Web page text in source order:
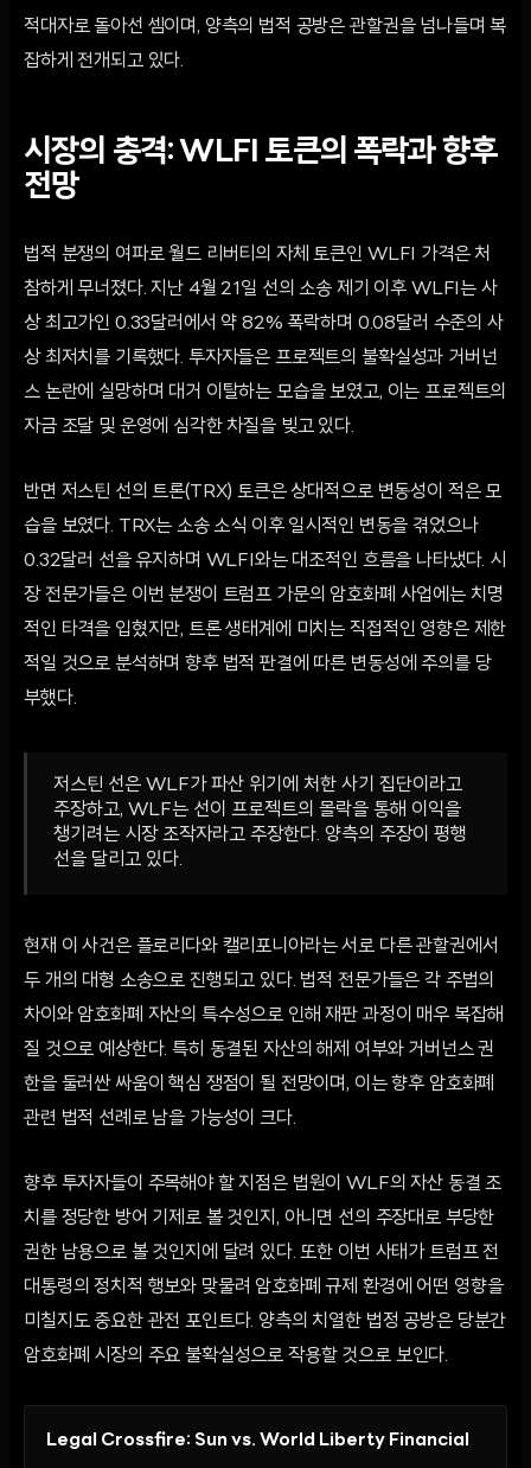
적대자로 돌아선 셈이며, 양측의 법적 공방은 관할권을 넘나들며 복
잡하게 전개되고 있다.
시장의 충격: WLFI 토큰의 폭락과 향후
전망
법적 분쟁의 여파로 월드 리버티의 자체 토큰인 WLFI 가격은 처
참하게 무너졌다. 지난 4월 21일 선의 소송 제기 이후 WLFI는 사
상 최고가인 0.33달러에서 약 82% 폭락하며 0.08달러 수준의 사
상 최저치를 기록했다. 투자자들은 프로젝트의 불확실성과 거버넌
스 논란에 실망하며 대거 이탈하는 모습을 보였고, 이는 프로젝트의
자금 조달 및 운영에 심각한 차질을 빚고 있다.
반면 저스틴 선의 트론(TRX) 토큰은 상대적으로 변동성이 적은 모
습을 보였다. TRX는 소송 소식 이후 일시적인 변동을 겪었으나
0.32달러 선을 유지하며 WLFI와는 대조적인 흐름을 나타냈다. 시
장 전문가들은 이번 분쟁이 트럼프 가문의 암호화폐 사업에는 치명
적인 타격을 입혔지만, 트론 생태계에 미치는 직접적인 영향은 제한
적일 것으로 분석하며 향후 법적 판결에 따른 변동성에 주의를 당
부했다.
저스틴 선은 WLF가 파산 위기에 처한 사기 집단이라고
주장하고, WLF는 선이 프로젝트의 몰락을 통해 이익을
챙기려는 시장 조작자라고 주장한다. 양측의 주장이 평행
선을 달리고 있다.
현재 이 사건은 플로리다와 캘리포니아라는 서로 다른 관할권에서
두 개의 대형 소송으로 진행되고 있다. 법적 전문가들은 각 주법의
차이와 암호화폐 자산의 특수성으로 인해 재판 과정이 매우 복잡해
질 것으로 예상한다. 특히 동결된 자산의 해제 여부와 거버넌스 권
한을 둘러싼 싸움이 핵심 쟁점이 될 전망이며, 이는 향후 암호화폐
관련 법적 선례로 남을 가능성이 크다.
향후 투자자들이 주목해야 할 지점은 법원이 WLF의 자산 동결 조
치를 정당한 방어 기제로 볼 것인지, 아니면 선의 주장대로 부당한
권한 남용으로 볼 것인지에 달려 있다. 또한 이번 사태가 트럼프 전
대통령의 정치적 행보와 맞물려 암호화폐 규제 환경에 어떤 영향을
미칠지도 중요한 관전 포인트다. 양측의 치열한 법정 공방은 당분간
암호화폐 시장의 주요 불확실성으로 작용할 것으로 보인다.
Legal Crossfire: Sun vs. World Liberty Financial